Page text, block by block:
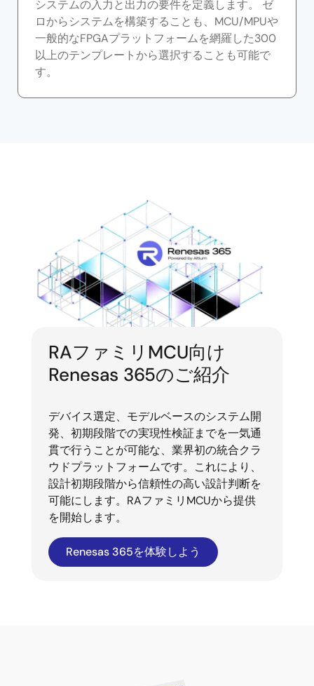
システムの入力と出力の要件を定義します。 ゼ
ロからシステムを構築することも、MCU/MPUや
一般的なFPGAプラットフォームを網羅した300
以上のテンプレートから選択することも可能で
す。
RAファミリMCU向け
Renesas 365のご紹介
デバイス選定、モデルベースのシステム開
発、初期段階での実現性検証までを一気通
貫で行うことが可能な、業界初の統合クラ
ウドプラットフォームです。これにより、
設計初期段階から信頼性の高い設計判断を
可能にします。RAファミリMCUから提供
を開始します。
Renesas 365を体験しよう